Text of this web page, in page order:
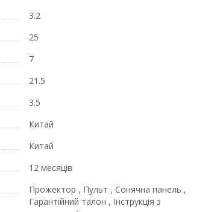
3.2
25
7
21.5
3.5
Китай
Китай
12 месяців
Прожектор , Пульт , Сонячна панель ,
Гарантійний талон , Інструкція з